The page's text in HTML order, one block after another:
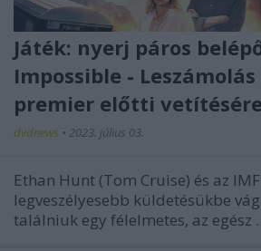
Játék: nyerj páros
Impossible - Leszámolás
premier előtti
dvdnews • 2023. július 03.
Ethan Hunt (Tom Cruise) és az
legveszélyesebb küldetésükbe
találniuk egy félelmetes, az egész